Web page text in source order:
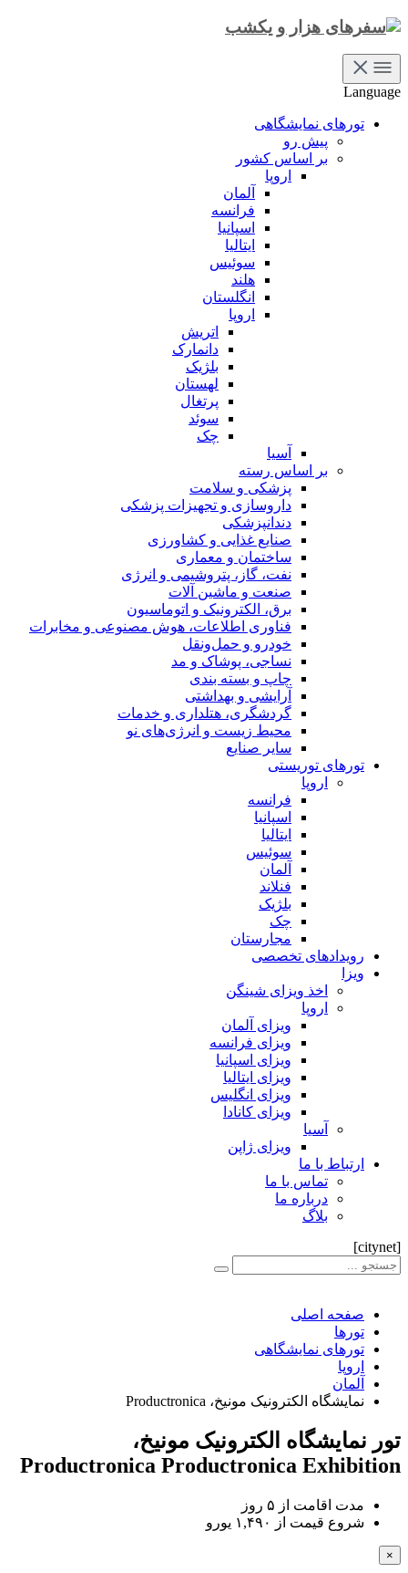
Language
تورهای نمایشگاهی
پیش رو
بر اساس کشور
اروپا
آلمان
فرانسه
اسپانیا
ایتالیا
سوئیس
هلند
انگلستان
اروپا
اتریش
دانمارک
بلژیک
لهستان
پرتغال
سوئد
چک
آسیا
بر اساس رسته
پزشکی و سلامت
داروسازی و تجهیزات پزشکی
دندانپزشکی
صنایع غذایی و کشاورزی
ساختمان و معماری
نفت، گاز، پتروشیمی و انرژی
صنعت و ماشین آلات
برق، الکترونیک و اتوماسیون
فناوری اطلاعات، هوش مصنوعی و مخابرات
خودرو و حمل‌و‌نقل
نساجی، پوشاک و مد
چاپ و بسته بندی
آرایشی و بهداشتی
گردشگری، هتلداری و خدمات
محیط زیست و انرژی‌های نو
سایر صنایع
تورهای توریستی
اروپا
فرانسه
اسپانیا
ایتالیا
سوئیس
آلمان
فنلاند
بلژیک
چک
مجارستان
رویدادهای تخصصی
ویزا
اخذ ویزای شینگن
اروپا
ویزای آلمان
ویزای فرانسه
ویزای اسپانیا
ویزای ایتالیا
ویزای انگلیس
ویزای کانادا
آسیا
ویزای ژاپن
ارتباط با ما
تماس با ما
درباره ما
بلاگ
[citynet]
صفحه اصلی
تورها
تورهای نمایشگاهی
اروپا
آلمان
نمایشگاه الکترونیک مونیخ، Productronica
تور نمایشگاه الکترونیک مونیخ،
Productronica Productronica Exhibition
مدت اقامت از ۵ روز
شروع قیمت از
۱,۴۹۰ یورو
×